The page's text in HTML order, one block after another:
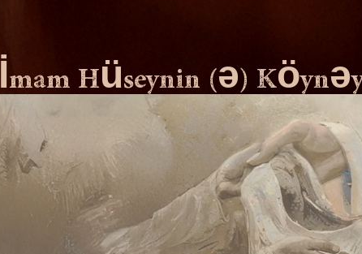
İmam Hüseynin (ə)